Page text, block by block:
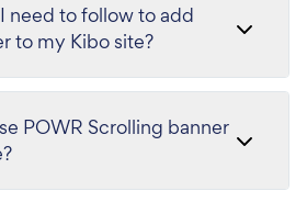
need to follow to add
to my Kibo site?
POWR Scrolling banner